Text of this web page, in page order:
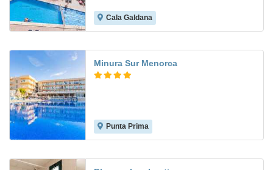
Cala Galdana
Minura Sur Menorca
Punta Prima